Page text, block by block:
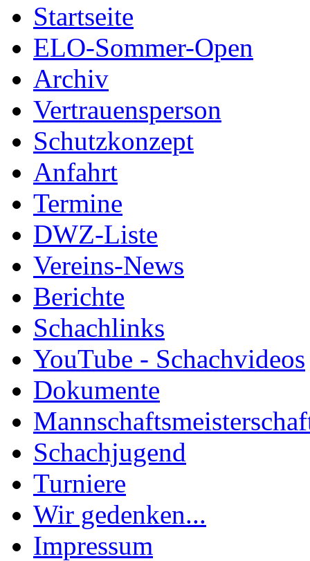
Startseite
ELO-Sommer-Open
Archiv
Vertrauensperson
Schutzkonzept
Anfahrt
Termine
DWZ-Liste
Vereins-News
Berichte
Schachlinks
YouTube - Schachvideos
Dokumente
Schachjugend
Turniere
Wir gedenken...
Impressum